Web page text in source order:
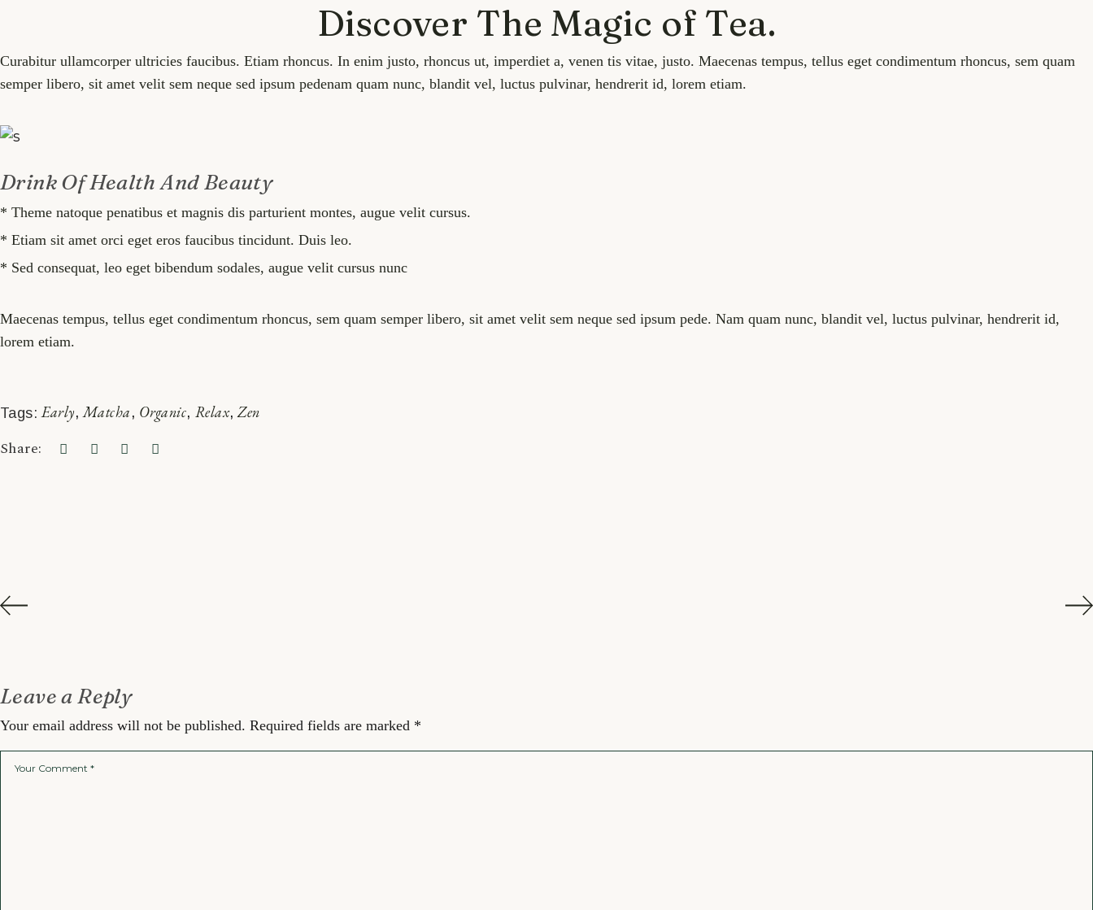
Discover The Magic of Tea.
Curabitur ullamcorper ultricies faucibus. Etiam rhoncus. In enim justo, rhoncus ut, imperdiet a, venen tis vitae, justo. Maecenas tempus, tellus eget condimentum rhoncus, sem quam
semper libero, sit amet velit sem neque sed ipsum pedenam quam nunc, blandit vel, luctus pulvinar, hendrerit id, lorem etiam.
Drink Of Health And Beauty
* Theme natoque penatibus et magnis dis parturient montes, augue velit cursus.
* Etiam sit amet orci eget eros faucibus tincidunt. Duis leo.
* Sed consequat, leo eget bibendum sodales, augue velit cursus nunc
Maecenas tempus, tellus eget condimentum rhoncus, sem quam semper libero, sit amet velit sem neque sed ipsum pede. Nam quam nunc, blandit vel, luctus pulvinar, hendrerit id,
lorem etiam.
Tags: Early Matcha Organic Relax Zen
Share:
Leave a Reply
Your email address will not be published. Required fields are marked *